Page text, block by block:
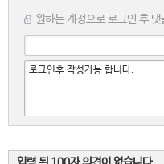
원하는 계정으로 로그인 후